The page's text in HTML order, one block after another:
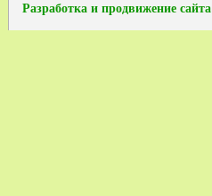
Разработка и продвижение сайта